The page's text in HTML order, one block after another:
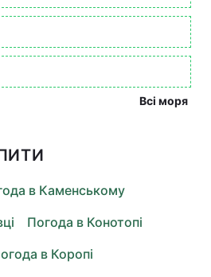
Всі моря
в Каменському
Погода в Конотопі
в Коропі